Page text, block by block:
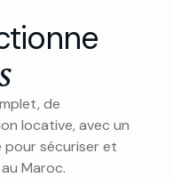
de
locative, avec un
pour sécuriser et
Maroc.